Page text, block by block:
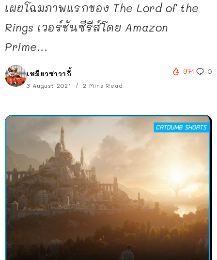
เผยโฉมภาพแรกของ The Lord of the
Rings เวอร์ชันซีรีส์โดย Amazon
Prime...
เหมียวซาวากี้
3 August 2021 2 Mins Read
974 0